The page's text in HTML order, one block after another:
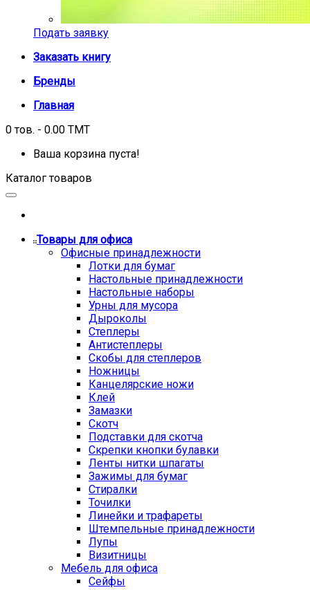
Подать заявку
Заказать книгу
Бренды
Главная
0 тов. - 0.00 TMT
Ваша корзина пуста!
Каталог товаров
Товары для офиса
Офисные принадлежности
Лотки для бумаг
Настольные принадлежности
Настольные наборы
Урны для мусора
Дыроколы
Степлеры
Антистеплеры
Скобы для степлеров
Ножницы
Канцелярские ножи
Клей
Замазки
Скотч
Подставки для скотча
Скрепки кнопки булавки
Ленты нитки шпагаты
Зажимы для бумаг
Стиралки
Точилки
Линейки и трафареты
Штемпельные принадлежности
Лупы
Визитницы
Мебель для офиса
Сейфы